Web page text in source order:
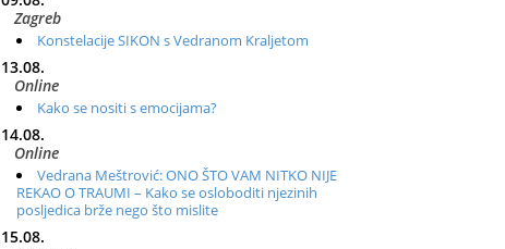
Zagreb
Konstelacije SIKON s Vedranom Kraljetom
13.08.
Online
Kako se nositi s emocijama?
14.08.
Online
Vedrana Meštrović: ONO ŠTO VAM NITKO NIJE
REKAO O TRAUMI – Kako se osloboditi njezinih
posljedica brže nego što mislite
15.08.